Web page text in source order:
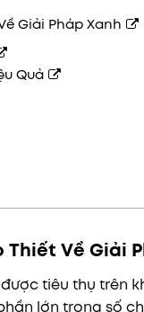
Giải Pháp Xanh
Quả
Thiết Về Giải
tiêu thụ trên
lớn trong số